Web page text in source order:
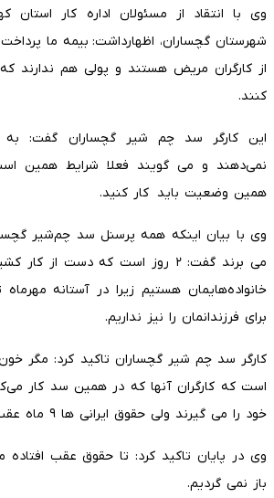
وی با انتقاد از مسئولان اداره کار استان
شهرستان گچساران، اظهارداشت: بیمه ما
از کارگران مریض هستند و پولی هم ندارند
کنند.
این کارگر سد چم شیر گچساران گفت:
نمی‌دهند و می گویند فعلا شرایط همین
همین وضعیت باید کار کنید.
وی با بیان اینکه همه پرسنل سد چم‌شیر
می برند گفت: ٢ روز است که دست از
خانواده‌هایمان هستیم زیرا در آستانه مهرماه
برای فرزندانمان را نیز نداریم.
کارگر سد چم شیر گچساران تاکید کرد: مگر خون
است که کارگران آنها که در همین سد کار
خود را می گیرند ولی حقوق ایرانی ها ٩ ماه عقب افتاده است.
وی در پایان تاکید کرد: تا حقوق عقب افتاده
باز نمی گردیم.